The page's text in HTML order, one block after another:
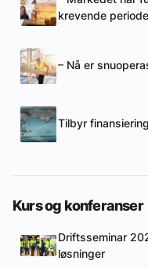
krevende periode
– Nå er
Tilbyr
Kurs og konferanser
Driftsseminar
løsninger